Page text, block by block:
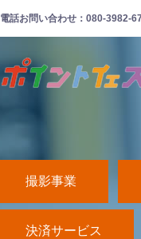
電話お問い合わせ：080-3982-
撮影事業
決済サービス